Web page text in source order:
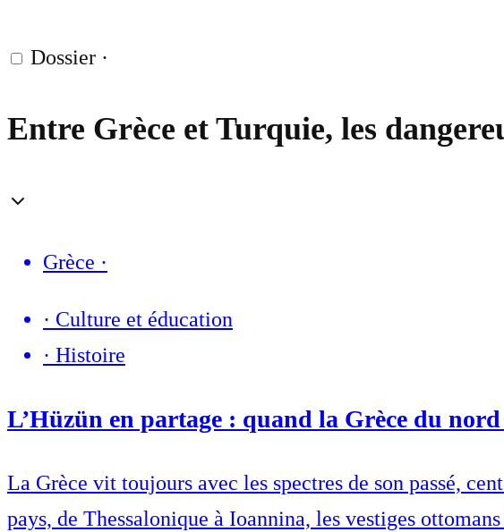
Dossier ·
Entre Grèce et Turquie, les
Grèce ·
· Culture et éducation
· Histoire
L’Hüzün en partage : quand la Grèce du
La Grèce vit toujours avec les spectres de son passé,
pays, de Thessalonique à Ioannina, les vestiges